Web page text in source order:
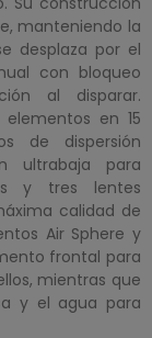
manteniendo la
desplaza por el
con bloqueo
al disparar.
en 15
de dispersión
ultrabaja para
y tres lentes
calidad de
Air Sphere y
frontal para
mientras que
y el agua para